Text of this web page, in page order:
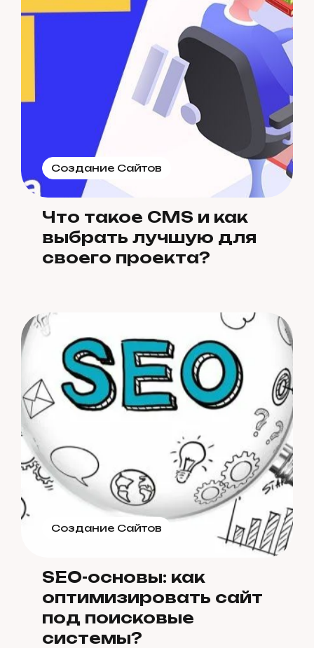
Создание Сайтов
Что такое CMS и как
выбрать лучшую для
своего проекта?
Создание Сайтов
SEO-основы: как
оптимизировать сайт
под поисковые
системы?